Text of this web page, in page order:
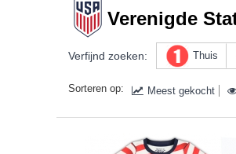
Verenigde
Verfijnd zoeken: Thuis
Sorteren op: Meest gekocht